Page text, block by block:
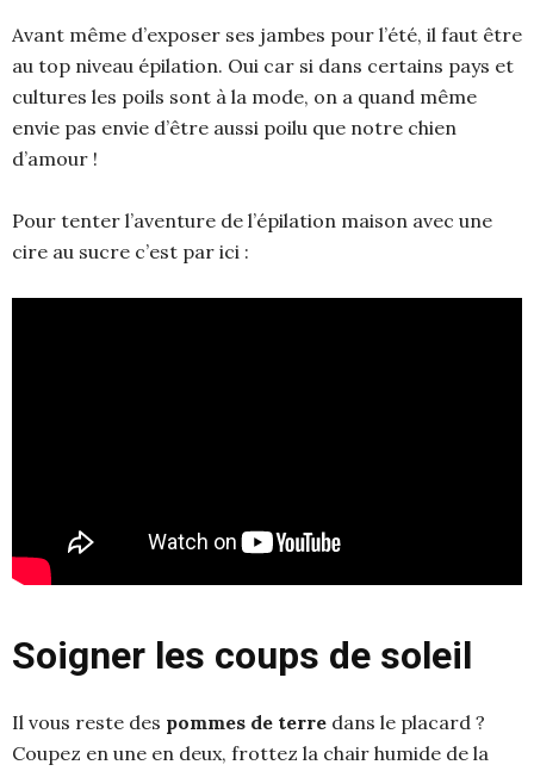
Avant même d’exposer ses jambes pour l’été, il faut être
au top niveau épilation. Oui car si dans certains pays et
cultures les poils sont à la mode, on a quand même
envie pas envie d’être aussi poilu que notre chien
d’amour !
Pour tenter l’aventure de l’épilation maison avec une
cire au sucre c’est par ici :
Soigner les coups de soleil
Il vous reste des pommes de terre dans le placard ?
Coupez en une en deux, frottez la chair humide de la